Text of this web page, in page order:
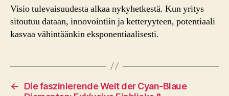
Visio tulevaisuudesta alkaa nykyhetkestä. Kun yritys
sitoutuu dataan, innovointiin ja ketteryyteen, potentiaali
kasvaa vähintäänkin eksponentiaalisesti.
←
Die faszinierende Welt der Cyan-Blaue